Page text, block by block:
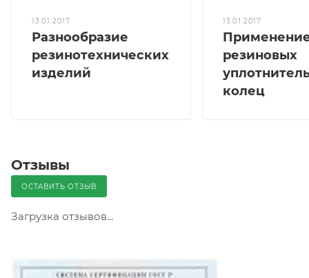
13.01.2017
Разнообразие
резинотехнических
изделий
13.01.2017
резиновых
колец
Отзывы
ОСТАВИТЬ ОТЗЫВ
Загрузка отзывов...